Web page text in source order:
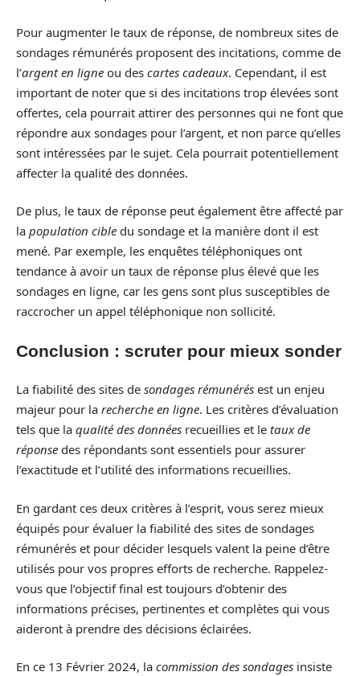
Pour augmenter le taux de réponse, de nombreux sites de
sondages rémunérés proposent des incitations, comme de
l’argent en ligne ou des cartes cadeaux. Cependant, il est
important de noter que si des incitations trop élevées sont
offertes, cela pourrait attirer des personnes qui ne font que
répondre aux sondages pour l’argent, et non parce qu’elles
sont intéressées par le sujet. Cela pourrait potentiellement
affecter la qualité des données.
De plus, le taux de réponse peut également être affecté par
la population cible du sondage et la manière dont il est
mené. Par exemple, les enquêtes téléphoniques ont
tendance à avoir un taux de réponse plus élevé que les
sondages en ligne, car les gens sont plus susceptibles de
raccrocher un appel téléphonique non sollicité.
Conclusion : scruter pour mieux sonder
La fiabilité des sites de sondages rémunérés est un enjeu
majeur pour la recherche en ligne. Les critères d’évaluation
tels que la qualité des données recueillies et le taux de
réponse des répondants sont essentiels pour assurer
l’exactitude et l’utilité des informations recueillies.
En gardant ces deux critères à l’esprit, vous serez mieux
équipés pour évaluer la fiabilité des sites de sondages
rémunérés et pour décider lesquels valent la peine d’être
utilisés pour vos propres efforts de recherche. Rappelez-
vous que l’objectif final est toujours d’obtenir des
informations précises, pertinentes et complètes qui vous
aideront à prendre des décisions éclairées.
En ce 13 Février 2024, la commission des sondages insiste